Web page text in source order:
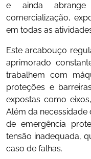
e ainda abrange
comercialização,
em todas as
Este arcabouço
aprimorado
trabalhem com
proteções e
expostas como
Além da
de emergência
tensão inadequada,
caso de falhas.